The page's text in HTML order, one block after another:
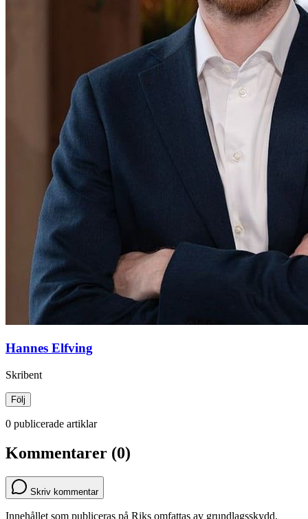
Hannes Elfving
Skribent
Följ
0 publicerade artiklar
Kommentarer (0)
Skriv kommentar
Innehållet som publiceras på Riks omfattas av grundlagsskydd.